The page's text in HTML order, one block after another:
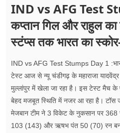
वेब स्टोरीज
उत्तर प्रदेश
गैलरी
वीडियो
रिलेशनशिप
IND vs AFG Test
कप्तान गिल और राहुल
स्टंप्स तक भारत का
IND vs AFG Test Stumps Day 1
टेस्ट आज से न्यू चंडीगढ़ के महाराजा यादवेंद्र
मुल्लांपुर में खेला जा रहा है। इस टेस्ट मैच
बेहद मजबूत स्थिति में नजर आ रहा है। टॉस
मेजबान टीम ने 3 विकेट के नुकसान पर 368
103 (143) और ऋषभ पंत 50 (70) रन